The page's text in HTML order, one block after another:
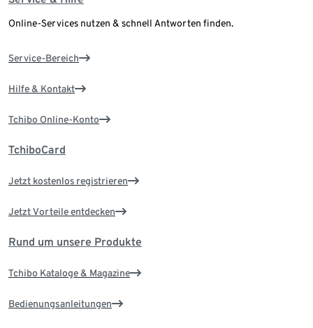
Online-Services nutzen & schnell Antworten finden.
Service-Bereich
Hilfe & Kontakt
Tchibo Online-Konto
TchiboCard
Jetzt kostenlos registrieren
Jetzt Vorteile entdecken
Rund um unsere Produkte
Tchibo Kataloge & Magazine
Bedienungsanleitungen